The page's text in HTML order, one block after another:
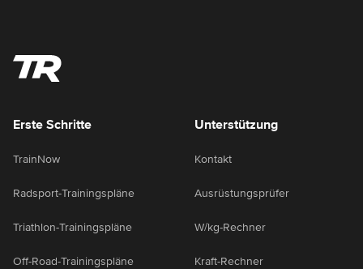
Erste Schritte
TrainNow
Radsport-Trainingspläne
Triathlon-Trainingspläne
Off-Road-Trainingspläne
Unterstützung
Kontakt
Ausrüstungsprüfer
W/kg-Rechner
Kraft-Rechner